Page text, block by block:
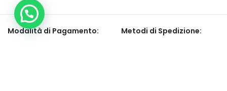
Modalità di Pagamento: Metodi di Spedizione: